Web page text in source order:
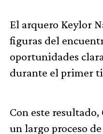
El arquero Keylor
figuras del
oportunidades
durante el primer
Con este
un largo proceso